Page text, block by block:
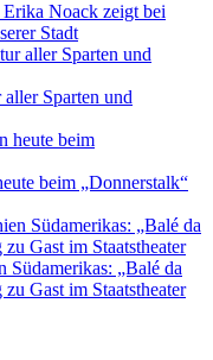
Erika Noack zeigt bei
Stadt
Sparten und
beim „Donnerstalk“
Südamerikas: „Balé da
Gast im Staatstheater